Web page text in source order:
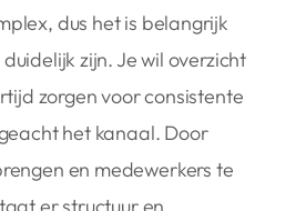
dus het is belangrijk
zijn. Je wil overzicht
zorgen voor consistente
het kanaal. Door
en medewerkers te
er structuur en